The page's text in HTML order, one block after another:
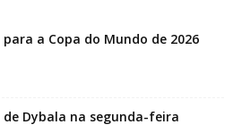
a Copa do Mundo de 2026
Dybala na segunda-feira